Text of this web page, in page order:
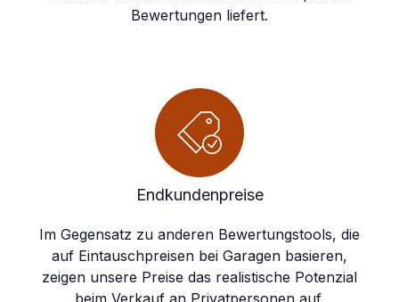
Bewertungen liefert.
Endkundenpreise
Im Gegensatz zu anderen Bewertungstools, die
auf Eintauschpreisen bei Garagen basieren,
zeigen unsere Preise das realistische Potenzial
beim Verkauf an Privatpersonen auf.